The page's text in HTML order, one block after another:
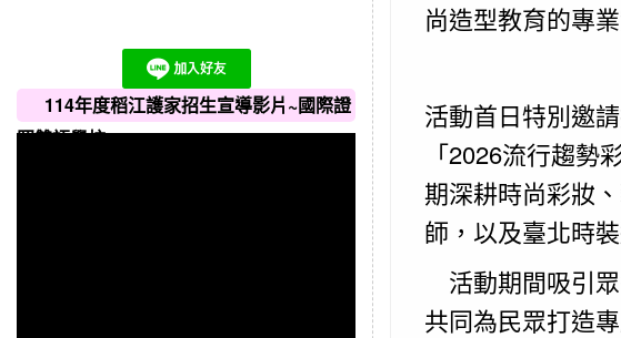
尚造型教育的專
活動首日特別邀
「2026流行趨
期深耕時尚彩妝
師，以及臺北時
活動期間吸引
共同為民眾打造
114年度稻江護家招生宣導影片~國際證
照雙語學校